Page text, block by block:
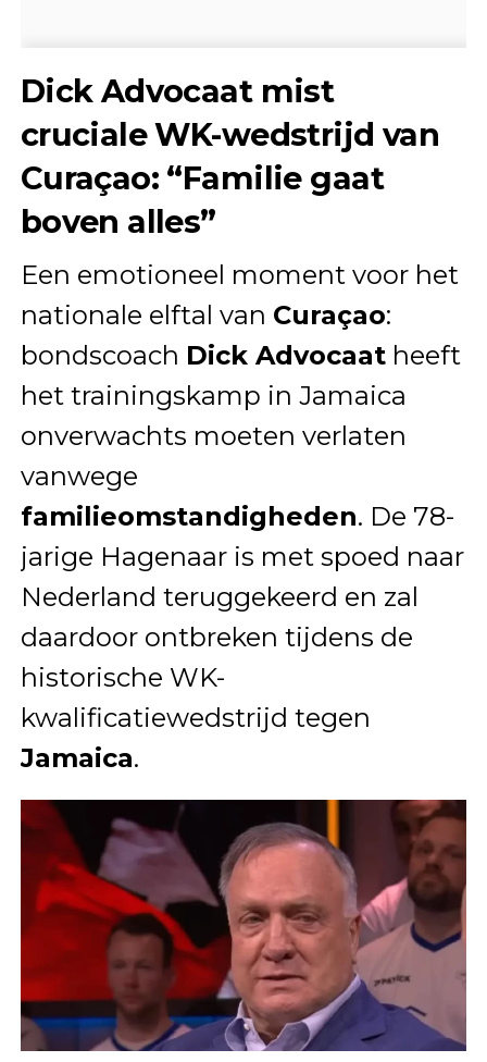
Dick Advocaat mist
cruciale WK-wedstrijd van
Curaçao: “Familie gaat
boven alles”
Een emotioneel moment voor het
nationale elftal van Curaçao:
bondscoach Dick Advocaatheeft
het trainingskamp in Jamaica
onverwachts moeten verlaten
vanwege
familieomstandigheden. De 78-
jarige Hagenaar is met spoed naar
Nederland teruggekeerd en zal
daardoor ontbreken tijdens de
historische WK-
kwalificatiewedstrijd tegen
Jamaica.